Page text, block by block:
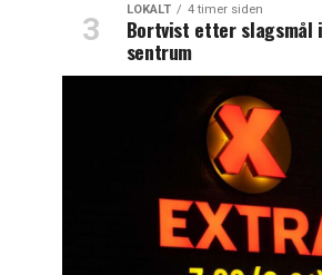
LOKALT 4 timer siden
Bortvist etter slagsmål
sentrum